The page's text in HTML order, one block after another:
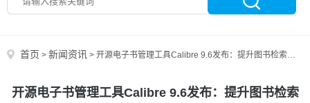
首页 > 新闻资讯 > 开源电子书管理工具Calibre 9.6发布：提升图书检索效率
开源电子书管理工具Calibre 9.6发布：提升图书检索